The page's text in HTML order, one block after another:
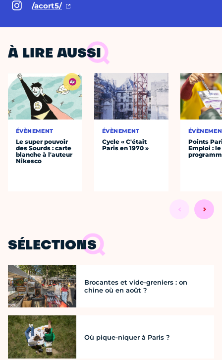
/acort5/
À LIRE AUSSI
ÉVÈNEMENT
Le super pouvoir
des Sourds : carte
blanche à l'auteur
Nikesco
ÉVÈNEMENT
Cycle « C'était
Paris en 1970 »
Points
Emploi : le
SÉLECTIONS
Brocantes et vide-greniers : on
chine où en août ?
Où pique-niquer à Paris ?